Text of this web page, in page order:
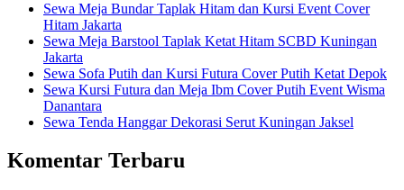
Sewa Meja Bundar Taplak Hitam dan Kursi Event Cover
Hitam Jakarta
Sewa Meja Barstool Taplak Ketat Hitam SCBD Kuningan
Jakarta
Sewa Sofa Putih dan Kursi Futura Cover Putih Ketat Depok
Sewa Kursi Futura dan Meja Ibm Cover Putih Event Wisma
Danantara
Sewa Tenda Hanggar Dekorasi Serut Kuningan Jaksel
Komentar Terbaru